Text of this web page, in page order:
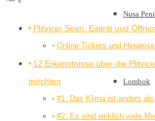
Nusa
Lombok
Plitvicer Seen: Eintritt und
Online-Tickets und
12 Erkenntnisse über die
möchten
#1: Das Klima ist anders
#2: Es sind wirklich viele